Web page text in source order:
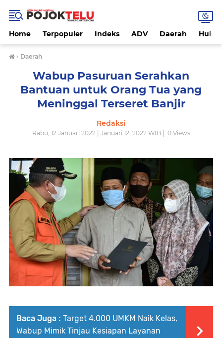
Home Terpopuler Indeks ADV Daerah
› Daerah
Wabup Pasuruan Serahkan
Bantuan untuk Orang Tua yang
Meninggal Terseret Banjir
Redaksi
Rabu, 12 Januari 2022 | Januari 12, 2022 WIB | 0Views
Baca Juga : Target 4.000 UMKM Naik Kelas,
Wabup Mimik Tinjau Kesiapan Layanan